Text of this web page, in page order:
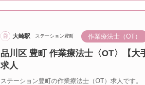
大崎駅 ステーション豊町 作業療法士（OT）
品川区 豊町 作業療法士〈OT〉【
求人
ステーション豊町の作業療法士（OT）求人です。